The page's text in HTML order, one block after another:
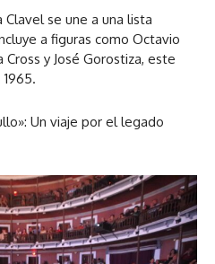
se une a una lista
a figuras como Octavio
Cross y José Gorostiza, este
Un viaje por el legado